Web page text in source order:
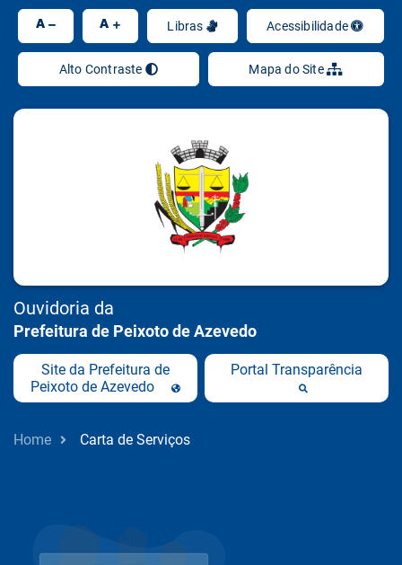
A A Libras Acessibilidade
Alto Contraste Mapa do Site
Ouvidoria da
Prefeitura de Peixoto de Azevedo
Site da Prefeitura de
Peixoto de Azevedo
Portal Transparência
Home Carta de Serviços